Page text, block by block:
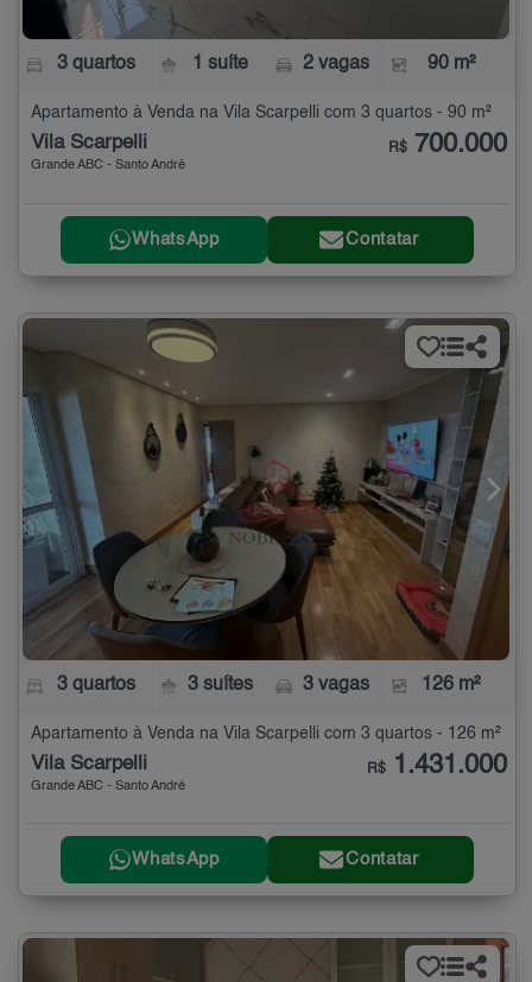
3 quartos 1 suíte 2 vagas 90 m²
Apartamento à Venda na Vila Scarpelli com 3 quartos - 90 m²
Vila Scarpelli
Grande ABC - Santo André
R$ 700.000
WhatsApp Contatar
3 quartos 3 suítes 3 vagas 126 m²
Apartamento à Venda na Vila Scarpelli com 3 quartos - 126 m²
Vila Scarpelli
Grande ABC - Santo André
R$ 1.431.000
WhatsApp Contatar